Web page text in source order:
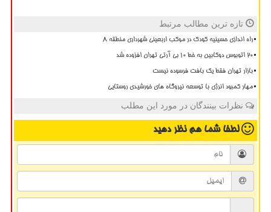
تازه ترین مطالب مرتبط
راه اندازی حسینیه کودک در موکب اربعینی شهرداری منطقه ۸
20 اتوبوس دوکابین به خط 10 بی آرتی تهران افزوده شد
بازار تهران فقط یک بافت فرسوده نیست
مهار کمبود انرژی با توسعه نیروگاه های خورشیدی روستایی
نظرات بینندگان در مورد این مطلب
لطفا شما همنظر دهید